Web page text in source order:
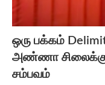
ஒரு பக்கம்
அண்ணா சிலைக்கு
சம்பவம்